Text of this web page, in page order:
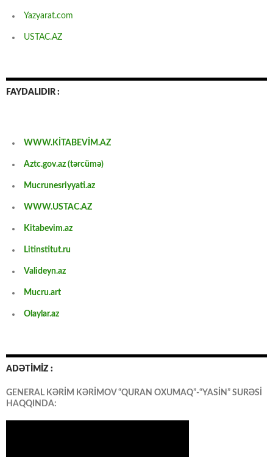
Yazyarat.com
USTAC.AZ
FAYDALIDIR :
WWW.KİTABEVİM.AZ
Aztc.gov.az (tərcümə)
Mucrunesriyyati.az
WWW.USTAC.AZ
Kitabevim.az
Litinstitut.ru
Valideyn.az
Mucru.art
Olaylar.az
ADƏTİMİZ :
GENERAL KƏRİM KƏRİMOV “QURAN OXUMAQ”-“YASİN” SURƏSİ
HAQQINDA: